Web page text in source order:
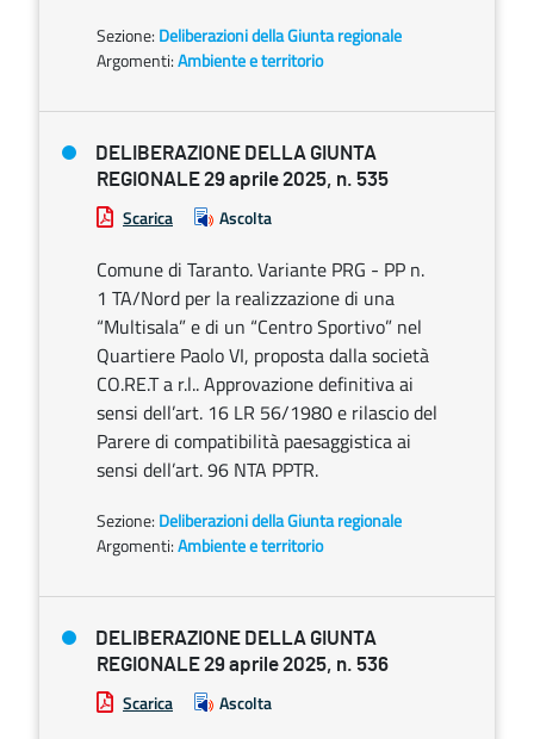
Sezione: Deliberazioni della Giunta regionale
Argomenti:Ambiente e territorio
DELIBERAZIONE DELLA GIUNTA
REGIONALE 29 aprile 2025, n. 535
Scarica Ascolta
Comune di Taranto. Variante PRG - PP n.
1 TA/Nord per la realizzazione di una
“Multisala” e di un “Centro Sportivo” nel
Quartiere Paolo VI, proposta dalla società
CO.RE.T a r.l.. Approvazione definitiva ai
sensi dell’art. 16 LR 56/1980 e rilascio del
Parere di compatibilità paesaggistica ai
sensi dell’art. 96 NTA PPTR.
Sezione: Deliberazioni della Giunta regionale
Argomenti:Ambiente e territorio
DELIBERAZIONE DELLA GIUNTA
REGIONALE 29 aprile 2025, n. 536
Scarica Ascolta